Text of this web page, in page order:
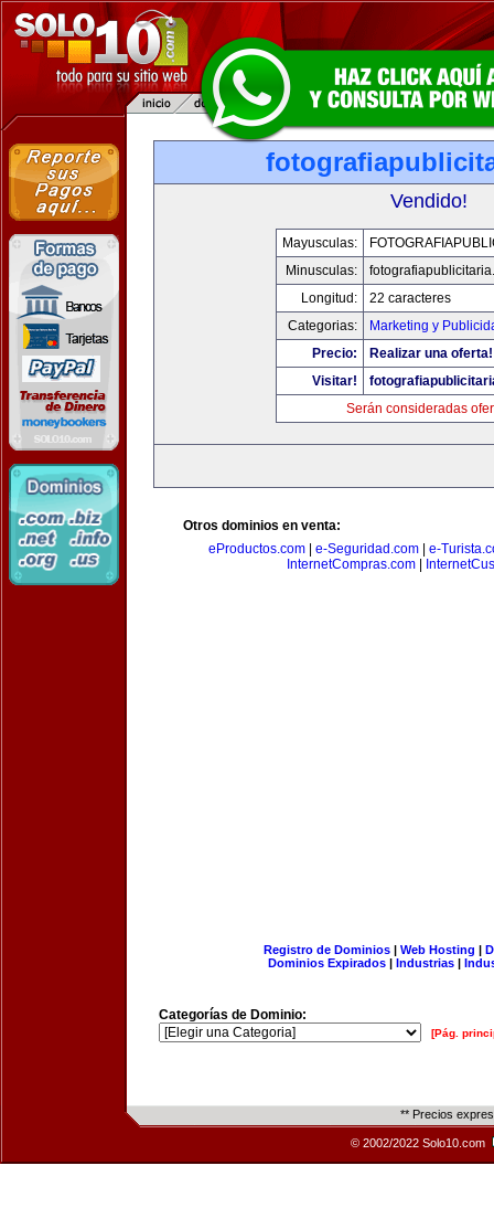
Vendido!
Mayusculas:
Minusculas:
Longitud:
22 caracteres
Categorias:
Marketing y
Precio:
Realizar una oferta!
Visitar!
Serán consideradas
Otros dominios en venta:
eProductos.com
e-Seguridad.com
e-
InternetCompras.com
Registro de Dominios| Web Hosting |
Dominios Expirados | Industrias |
Categorías de Dominio:
[Pág.
** Precios
© 2002/2022 Solo10.com